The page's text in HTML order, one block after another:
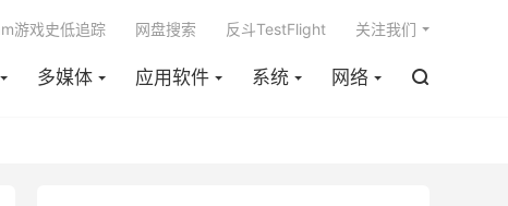
多媒体 应用软件 系统 网络 
游戏史低追踪 网盘搜索 反斗TestFlight 关注我们